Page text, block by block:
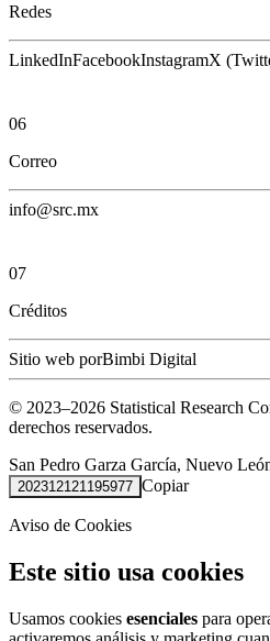
Redes
LinkedInFacebookInstagramX
06
Correo
info@src.mx
07
Créditos
Sitio web porBimbi Digital
© 2023–2026 Statistical Research
derechos reservados.
San Pedro Garza García, Nuevo
202312121195977 Copiar
Aviso de Cookies
Este sitio usa cookies
Usamos cookies esenciales para